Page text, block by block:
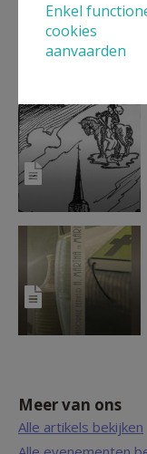
Meer van ons
Alle artikels bekijken
Enkel
cookies
aanvaarden